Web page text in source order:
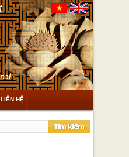
LIÊN HỆ